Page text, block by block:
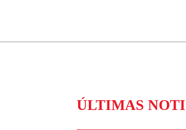
ÚLTIMAS